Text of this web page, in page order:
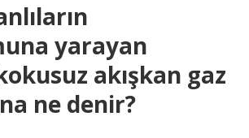
yarayan
akışkan gaz
ne denir?